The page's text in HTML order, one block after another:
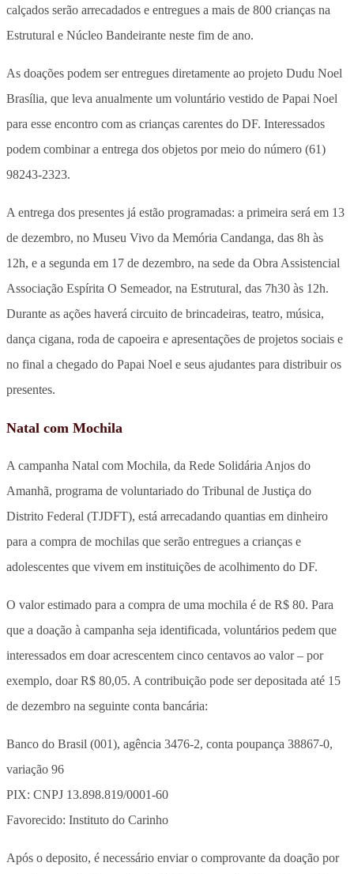
calçados serão arrecadados e entregues a mais de 800 crianças na
Estrutural e Núcleo Bandeirante neste fim de ano.
As doações podem ser entregues diretamente ao projeto Dudu Noel
Brasília, que leva anualmente um voluntário vestido de Papai Noel
para esse encontro com as crianças carentes do DF. Interessados
podem combinar a entrega dos objetos por meio do número (61)
98243-2323.
A entrega dos presentes já estão programadas: a primeira será em 13
de dezembro, no Museu Vivo da Memória Candanga, das 8h às
12h, e a segunda em 17 de dezembro, na sede da Obra Assistencial
Associação Espírita O Semeador, na Estrutural, das 7h30 às 12h.
Durante as ações haverá circuito de brincadeiras, teatro, música,
dança cigana, roda de capoeira e apresentações de projetos sociais e
no final a chegado do Papai Noel e seus ajudantes para distribuir os
presentes.
Natal com Mochila
A campanha Natal com Mochila, da Rede Solidária Anjos do
Amanhã, programa de voluntariado do Tribunal de Justiça do
Distrito Federal (TJDFT), está arrecadando quantias em dinheiro
para a compra de mochilas que serão entregues a crianças e
adolescentes que vivem em instituições de acolhimento do DF.
O valor estimado para a compra de uma mochila é de R$ 80. Para
que a doação à campanha seja identificada, voluntários pedem que
interessados em doar acrescentem cinco centavos ao valor – por
exemplo, doar R$ 80,05. A contribuição pode ser depositada até 15
de dezembro na seguinte conta bancária:
Banco do Brasil (001), agência 3476-2, conta poupança 38867-0,
variação 96
PIX: CNPJ 13.898.819/0001-60
Favorecido: Instituto do Carinho
Após o deposito, é necessário enviar o comprovante da doação por